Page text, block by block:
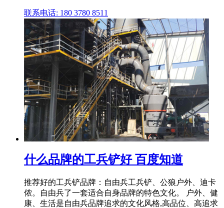
联系电话: 180 3780 8511
什么品牌的工兵铲好 百度知道
推荐好的工兵铲品牌：自由兵工兵铲、公狼户外、迪卡
侬。自由兵了一套适合自身品牌的特色文化。 户外、健
康、生活是自由兵品牌追求的文化风格,高品位、高追求